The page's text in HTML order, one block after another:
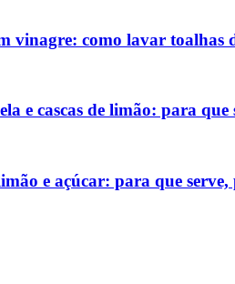
vinagre: como lavar
e cascas de limão: para
e açúcar: para que